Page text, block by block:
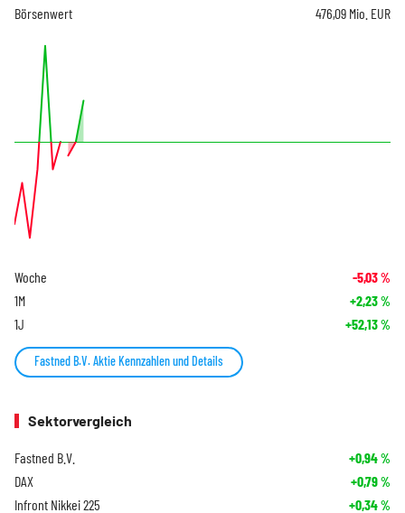
Börsenwert
476,09 Mio. EUR
Woche -5,03%
1M +2,23%
1J +52,13%
Fastned B.V. Aktie Kennzahlen und Details
Sektorvergleich
Fastned B.V. +0,94%
DAX +0,79%
Infront Nikkei 225 +0,34%